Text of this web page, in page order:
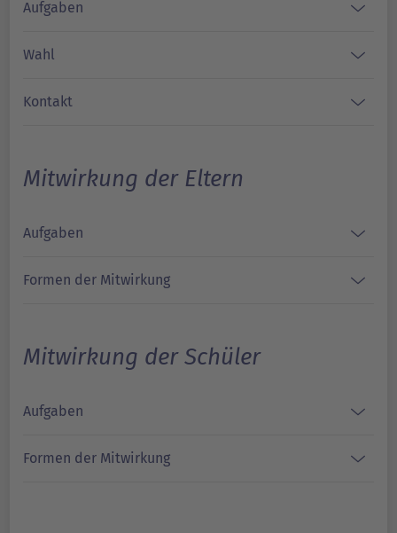
Aufgaben
Wahl
Kontakt
Mitwirkung der Eltern
Aufgaben
Formen der Mitwirkung
Mitwirkung der Schüler
Aufgaben
Formen der Mitwirkung